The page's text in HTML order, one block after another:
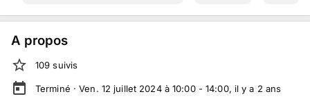
A propos
109 suivis
Terminé ·Ven. 12 juillet 2024 à 10:00 - 14:00, il y a 2 ans